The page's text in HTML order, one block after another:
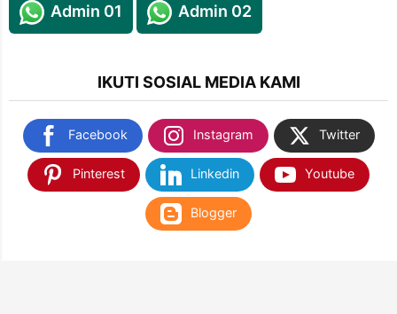
Admin 01 Admin 02
IKUTI SOSIAL MEDIA KAMI
Facebook Instagram Twitter
Pinterest Linkedin Youtube
Blogger